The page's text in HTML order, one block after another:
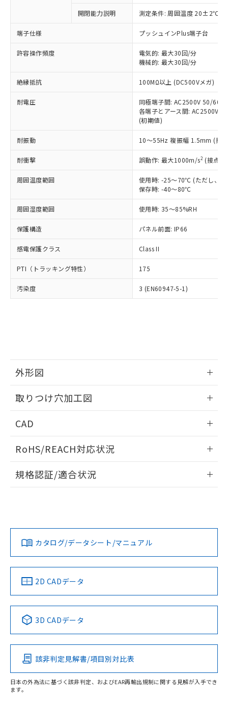
開閉能力説明 測定条件: 周囲温度 20±2℃、
端子仕様 プッシュインPlus端子台
許容操作頻度
電気的: 最大30回/分
機械的: 最大30回/分
絶縁抵抗 100MΩ以上 (DC500Vメガ)
耐電圧
同極端子間: AC2500V 50/
各端子とアース間: AC2500V
(初期値)
耐振動 10～55Hz 複振幅 1.5mm (接
耐衝撃 誤動作: 最大1000m/s2 (接点
周囲温度範囲
使用時: -25～70℃ (ただし、氷
保存時: -40～80℃
周囲湿度範囲 使用時: 35～85%RH
保護構造 パネル前面: IP66
感電保護クラス Class II
PTI（トラッキング特性） 175
汚染度 3 (EN60947-5-1)
外形図
取りつけ穴加工図
CAD
ドすることができます。
ログイン/会員登録
ダウンロードデータをご利用いただく前に、以下を必ずお読
みください。
ソフトウェアの使用条件
RoHS/REACH対応状況
EU RoHS 注意事項・凡例
対応済み
中国 RoHS 注意事項・凡例
Pb Hg Cd Cr(VI)
O
規格認証/適合状況
カタログ/データシート/マニュアル
2D CADデータ
3D CADデータ
該非判定見解書/項目別対比表
日本の外為法に基づく該非判定、およびEAR再輸出規制に関する見解が入手でき
ます。
以下の条件をお読みいただき、同意のうえ
ご利用ください。
本サービスは、当社制御機器事業取扱
商品の当社在庫状況および標準価格
当社制御機器事業取扱商品の中には、
本サービスの対象外となる商品もある
ことをご了承ください。
在庫状況および標準価格照会結果は、
記載している更新日時点での社内デー
タに基づき作成されるものであり、閲
覧された時点での実際の在庫および標
準価格とは異なる場合があることをご
正式な納期状況および標準価格はお客
様のお取引先、またはお客様担当のオ
ムロン制御機器販売店・当社販売員に
オムロン制御機器販売店や当社販売拠
販売ネットワーク
」をご確認
ください。
在庫状況および標準価格結果を当社の
事前の承諾なく第三者に漏洩または開
マイパーツ機能（部品リスト作成サー
および当社の共同利用者が、当社の製
※当社の共同利用者とは、
の共同利用に関して"
の「1.共同利
対応予定なし：EU RoHS指令（10物質）の
非含有に非対応の商品で、対応品を出す予
定はありません。
調査・確認中：EU RoHS指令（10物質）の
非含有の対応状況を調査中または確認中の
非該当品：ライセンス料など無形物で、有
害物質有無と関係のない商品です。
いたものが、含有品と判明した場合などや
むを得ず変更することがあります。
六価クロム(Cr(Ⅵ)) 1000ppm以下、ポリ臭化ビフェニル
類(PBB) 1000ppm以下、ポリ臭化ジフェニルエーテル類
(PBDE) 1000ppm以下、フタル酸ビス(2-エチルヘキシ
ル) (DEHP)(別名：DOP) 1000ppm以下、フタル酸ブチ
ルベンジル（BBP） 1000ppm以下、フタル酸ジブチル
（DBP） 1000ppm以下、フタル酸ジイソブチル
(DIBP) 1000ppm以下
フタル酸エステル類の４物質については閾値を超える意
図的な使用がないことを確認しています。
※2 対応予定月
部品在庫の切り替え状況などにより、予定
月が前後することがあります。
とができます。
EU RoHS指令（10物質）の非含有証明書
ものではありません。
また、RoHS指令のフタル酸エステル類４
物質の対応では、対応完了までの期間は出
荷製品に未対応品が混在することから備考
欄に対応日を記載しておりました。
※1 中国RoHS○×表
「○」：最大均質材料含有率が中国RoHSの
基準値以下であることを示します。
「×」：最大均質材料含有率が中国RoHSの
基準値を超えていることを示します。
「－」：未確認です。当社販売部門へお問
*中国RoHS10物質の基準値 (GB/T26572)：
Pb(鉛) :1000ppm、 Hg(水銀) : 1000ppm、 Cd(カドミウ
Cr(Ⅵ)(六価クロム) : 1000ppm、 PBBs(ポリ臭化ビフェ
ニル類) : 1000ppm、 PBDEs(ポリ臭化ジフェニルエーテ
DBP(フタル酸ジブチル) : 1000ppm、 DIBP(フタル酸ジ
イソブチル) : 1000ppm、 BBP(フタル酸ブチルベンジ
ル) : 1000ppm、
DEHP(フタル酸ビス(2-エチルヘキシル)) : 1000ppm
※2 環境保護使用期限
「ｅ」：有害物質（10物質）のすべてが基
準値以下であることを示します。
「10」：通常の使用状況下において有害物
質が外部に漏えいし、環境に深刻な影響を
当社は、これら貴社製品のうち、外国
為替および外国貿易法に定める商品
（以下｢規制貨物等」という）を輸出
または国外への提供する場合は、日本
国政府の輸出許可(または役務取引許
可)を取得するなどの必要な手続きを
当社は規制貨物を破棄する場合は、完
全に破砕するなど、違法に輸出されな
いよう必要な手段を講じます。
ル、化学兵器、生物兵器またはその他
武器並びにこれらの製造装置等に一切
使用いたしません。
当社は、貴社製品を第三者に販売する
場合は、上記1、2および3の内容を当
該第三者に通知します。また当社は、
販売先および販売に係わる関係者が違
法に輸出するおそれがある場合は、取
○ 一定数以上の在庫あり
一定数には満たないが在庫あり
在庫なし(最新の在庫状況につ
いては、お客様のお取引先、ま
たはお客様担当のオムロン制御
機器販売店・当社販売員にご確
認ください)
受注生産機種、また在庫状況の